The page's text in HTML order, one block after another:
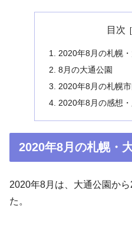
目次
2020年8月の札幌
8月の大通公園
2020年8月の札幌
2020年8月の感想
2020年8月の札幌・
2020年8月は、大通公園か
た。